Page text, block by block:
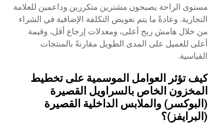
مستوى الراحة يصبحون مشترين متكررين وداعمين للعلامة
التجارية. وعادةً ما يتم تعويض التكلفة الإضافية في الشراء
من خلال هامش ربح أعلى، ومعدلات إرجاع أقل، وقيمة
أعلى للعميل على المدى الطويل مقارنةً بالمنتجات
القياسية.
كيف تؤثر العوامل الموسمية على تخطيط
المخزون الخاص بالسراويل القصيرة
(البوكسر) والملابس الداخلية القصيرة
(البرايفز)؟